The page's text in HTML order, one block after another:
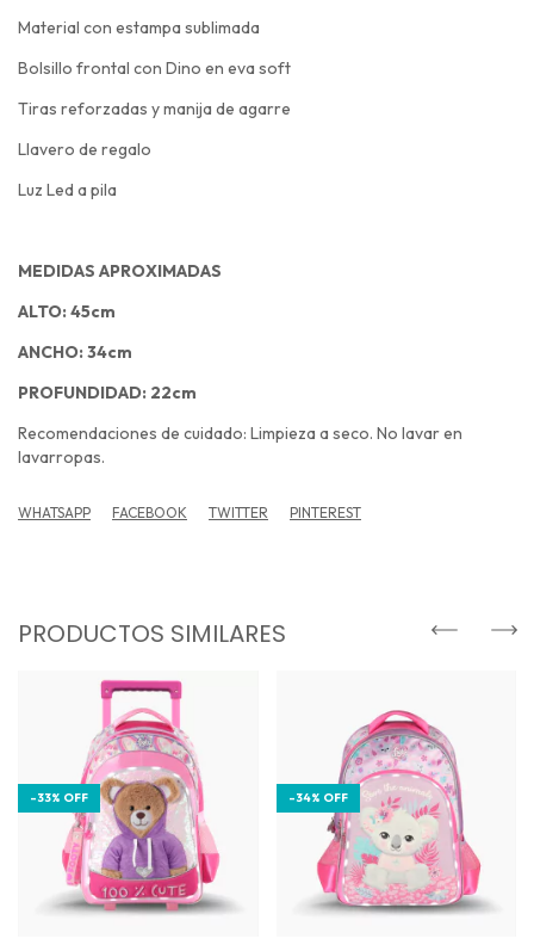
Material con estampa sublimada
Bolsillo frontal con Dino en eva soft
Tiras reforzadas y manija de agarre
Llavero de regalo
Luz Led a pila
MEDIDAS APROXIMADAS
ALTO: 45cm
ANCHO: 34cm
PROFUNDIDAD: 22cm
Recomendaciones de cuidado: Limpieza a seco. No lavar en
lavarropas.
WHATSAPP FACEBOOK TWITTER PINTEREST
PRODUCTOS SIMILARES
-33% OFF -34% OFF